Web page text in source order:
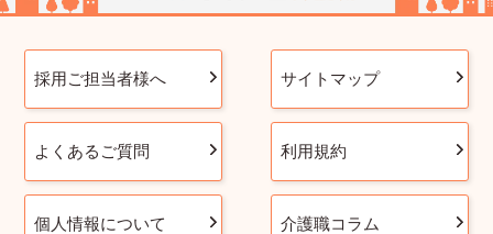
採用ご担当者様へ サイトマップ
よくあるご質問 利用規約
個人情報について 介護職コラム